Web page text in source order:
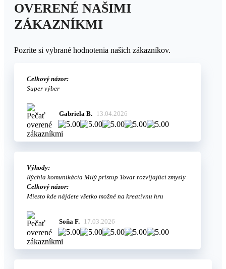
OVERENÉ NAŠIMI
ZÁKAZNÍKMI
Pozrite si vybrané hodnotenia našich zákazníkov.
Celkový názor:
Super výber
Gabriela B. 13.04.2026
Výhody:
Rýchla komunikácia Milý prístup Tovar rozvíjajúci zmysly
Celkový názor:
Miesto kde nájdete všetko možné na kreatívnu hru
Soňa F. 17.03.2026